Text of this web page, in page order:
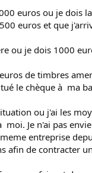
euros ou je dois
euros et que
ou je dois 1000
de timbres
le chèque à ma
ou j'ai les
Je n'ai pas
entreprise
afin de contracter